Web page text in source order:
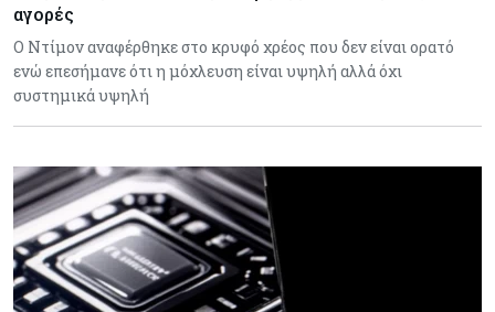
αγορές
Ο Ντίμον αναφέρθηκε στο κρυφό χρέος που δεν είναι ορατό
ενώ επεσήμανε ότι η μόχλευση είναι υψηλή αλλά όχι
συστημικά υψηλή